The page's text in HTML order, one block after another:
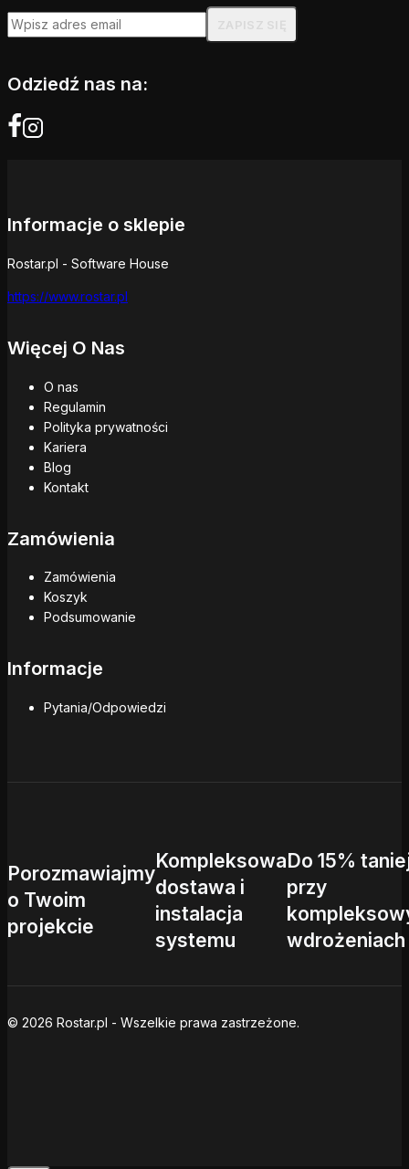
Odziedź nas na:
Informacje o sklepie
Rostar.pl - Software House
https://www.rostar.pl
Więcej O Nas
O nas
Regulamin
Polityka prywatności
Kariera
Blog
Kontakt
Zamówienia
Zamówienia
Koszyk
Podsumowanie
Informacje
Pytania/Odpowiedzi
Porozmawiajmy
o Twoim
projekcie
Kompleksowa
dostawa i
instalacja
systemu
Do 15%
przy
wdrożeniach
© 2026 Rostar.pl - Wszelkie prawa zastrzeżone.